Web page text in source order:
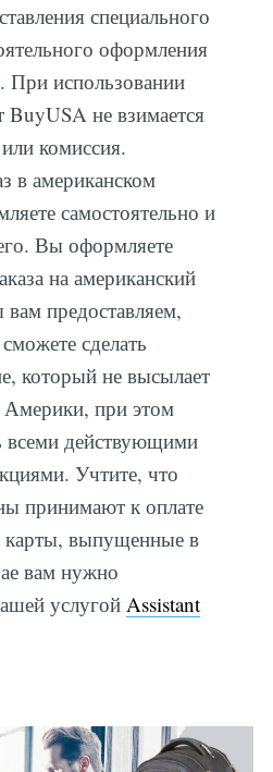
специального
оформления
При использовании
не взимается
комиссия.
в американском
самостоятельно и
Вы оформляете
на американский
предоставляем,
сделать
который не высылает
Америки, при этом
всеми действующими
Учтите, что
принимают к оплате
карты, выпущенные в
вам нужно
услугойAssistant